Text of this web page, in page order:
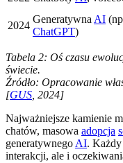
2024
Generatywna AI
ChatGPT)
Tabela 2: Oś czasu
świecie.
Źródło: Opracowanie
[GUS , 2024]
Najważniejsze kamienie
chatów, masowa adopcja
generatywnego AI.
interakcji, ale i